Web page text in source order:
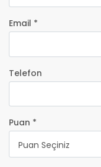
Email *
Telefon
Puan *
Puan Seçiniz